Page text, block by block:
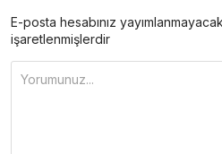
E-posta hesabınız
işaretlenmişlerdir